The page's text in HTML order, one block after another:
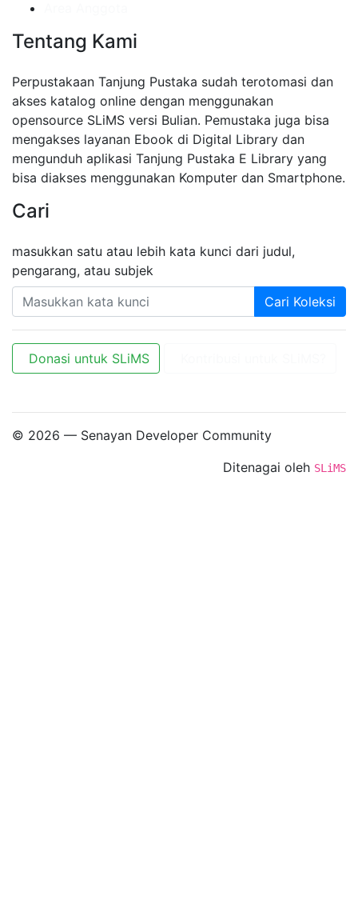
Tentang Kami
Perpustakaan Tanjung Pustaka sudah terotomasi dan
akses katalog online dengan menggunakan
opensource SLiMS versi Bulian. Pemustaka juga bisa
mengakses layanan Ebook di Digital Library dan
mengunduh aplikasi Tanjung Pustaka E Library yang
bisa diakses menggunakan Komputer dan Smartphone.
Cari
masukkan satu atau lebih kata kunci dari judul,
pengarang, atau subjek
Cari Koleksi
Donasi untuk SLiMS
© 2026 — Senayan Developer Community
Ditenagai oleh SLiMS